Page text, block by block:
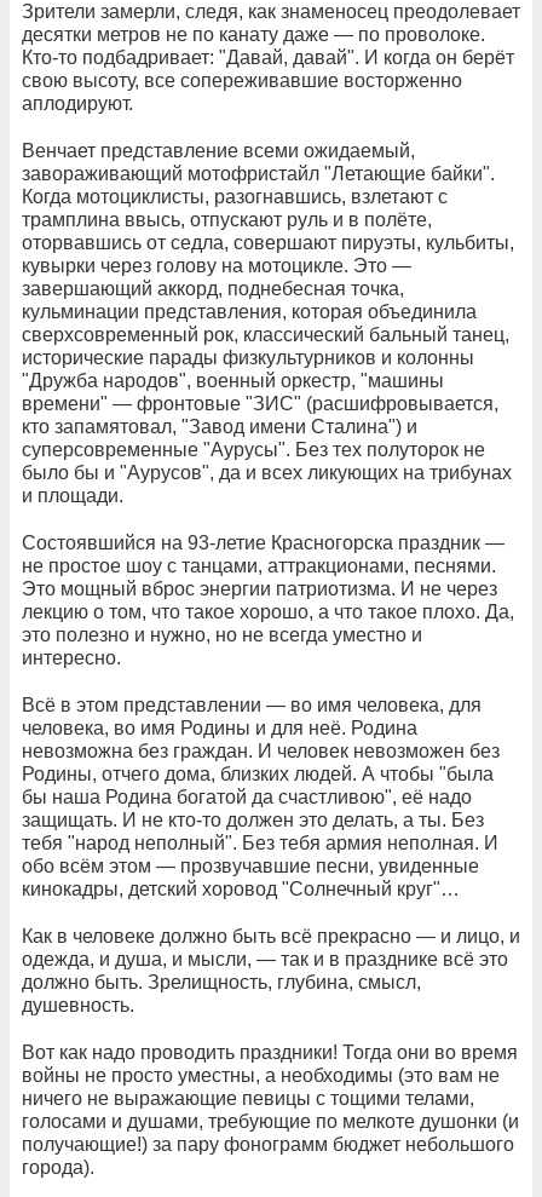
Зрители замерли, следя, как знаменосец преодолевает
десятки метров не по канату даже — по проволоке.
Кто-то подбадривает: "Давай, давай". И когда он берёт
свою высоту, все сопереживавшие восторженно
аплодируют.
Венчает представление всеми ожидаемый,
завораживающий мотофристайл "Летающие байки".
Когда мотоциклисты, разогнавшись, взлетают с
трамплина ввысь, отпускают руль и в полёте,
оторвавшись от седла, совершают пируэты, кульбиты,
кувырки через голову на мотоцикле. Это —
завершающий аккорд, поднебесная точка,
кульминации представления, которая объединила
сверхсовременный рок, классический бальный танец,
исторические парады физкультурников и колонны
"Дружба народов", военный оркестр, "машины
времени" — фронтовые "ЗИС" (расшифровывается,
кто запамятовал, "Завод имени Сталина") и
суперсовременные "Аурусы". Без тех полуторок не
было бы и "Аурусов", да и всех ликующих на трибунах
и площади.
Состоявшийся на 93-летие Красногорска праздник —
не простое шоу с танцами, аттракционами, песнями.
Это мощный вброс энергии патриотизма. И не через
лекцию о том, что такое хорошо, а что такое плохо. Да,
это полезно и нужно, но не всегда уместно и
интересно.
Всё в этом представлении — во имя человека, для
человека, во имя Родины и для неё. Родина
невозможна без граждан. И человек невозможен без
Родины, отчего дома, близких людей. А чтобы "была
бы наша Родина богатой да счастливою", её надо
защищать. И не кто-то должен это делать, а ты. Без
тебя "народ неполный". Без тебя армия неполная. И
обо всём этом — прозвучавшие песни, увиденные
кинокадры, детский хоровод "Солнечный круг"…
Как в человеке должно быть всё прекрасно — и лицо, и
одежда, и душа, и мысли, — так и в празднике всё это
должно быть. Зрелищность, глубина, смысл,
душевность.
Вот как надо проводить праздники! Тогда они во время
войны не просто уместны, а необходимы (это вам не
ничего не выражающие певицы с тощими телами,
голосами и душами, требующие по мелкоте душонки (и
получающие!) за пару фонограмм бюджет небольшого
города).